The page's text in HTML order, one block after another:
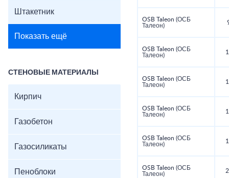
Штакетник
Показать ещё
СТЕНОВЫЕ МАТЕРИАЛЫ
Кирпич
Газобетон
Газосиликаты
Пеноблоки
OSB Taleon (ОСБ
Талеон)
OSB Taleon (ОСБ
Талеон)
OSB Taleon (ОСБ
Талеон)
OSB Taleon (ОСБ
Талеон)
OSB Taleon (ОСБ
Талеон)
OSB Taleon (ОСБ
Талеон)